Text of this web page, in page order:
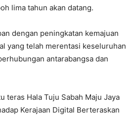
lima tahun akan datang.
dengan peningkatan kemajuan
yang telah merentasi keseluruhan
antarabangsa dan
teras Hala Tuju Sabah Maju Jaya
Kerajaan Digital Berteraskan